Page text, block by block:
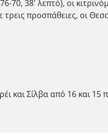
38' λεπτό), οι
προσπάθειες, οι
και Σίλβα από 16 και 15